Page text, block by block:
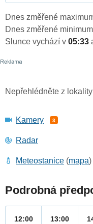
Dnes změřené
Dnes změřené minimum
Slunce vychází v 05:33
Nepřehlédněte z
Kamery 3
Radar
Meteostanice (mapa)
Podrobná
12:00 13:00